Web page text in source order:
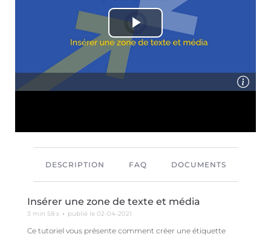
DESCRIPTION FAQ DOCUMENTS
Insérer une zone de texte et média
3 min 58 s publié le 02-04-2021
Ce tutoriel vous présente comment créer une étiquette